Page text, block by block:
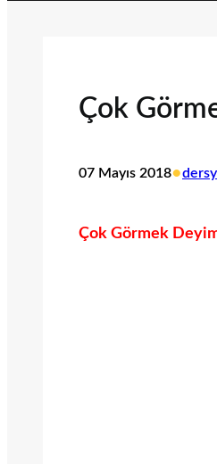
Çok
07 Mayıs 2018•
Çok Görmek